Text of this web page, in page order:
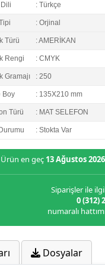
: Türkçe
: Orjinal
Türü : AMERİKAN
Rengi : CMYK
Gramajı : 250
Boy : 135X210 mm
Türü : MAT SELEFON
: Stokta Var
Ürün en geç 13 Ağustos
Siparişler ile
0 (312)
numaralı
Dosyalar